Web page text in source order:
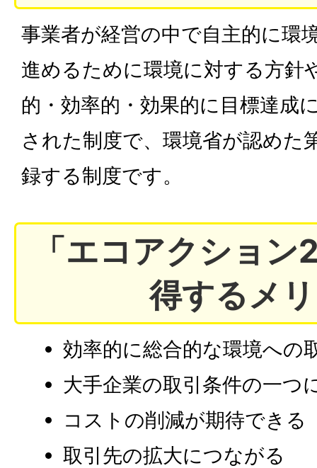
事業者が経営の中で自主的に環
進めるために環境に対する方針
的・効率的・効果的に目標達成
された制度で、環境省が認めた
録する制度です。
「エコアクション
得するメ
効率的に総合的な環境への
大手企業の取引条件の一つ
コストの削減が期待できる
取引先の拡大につながる